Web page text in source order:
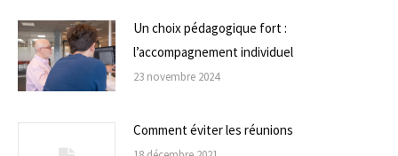
Un choix pédagogique fort :
l’accompagnement individuel
23 novembre 2024
Comment éviter les réunions